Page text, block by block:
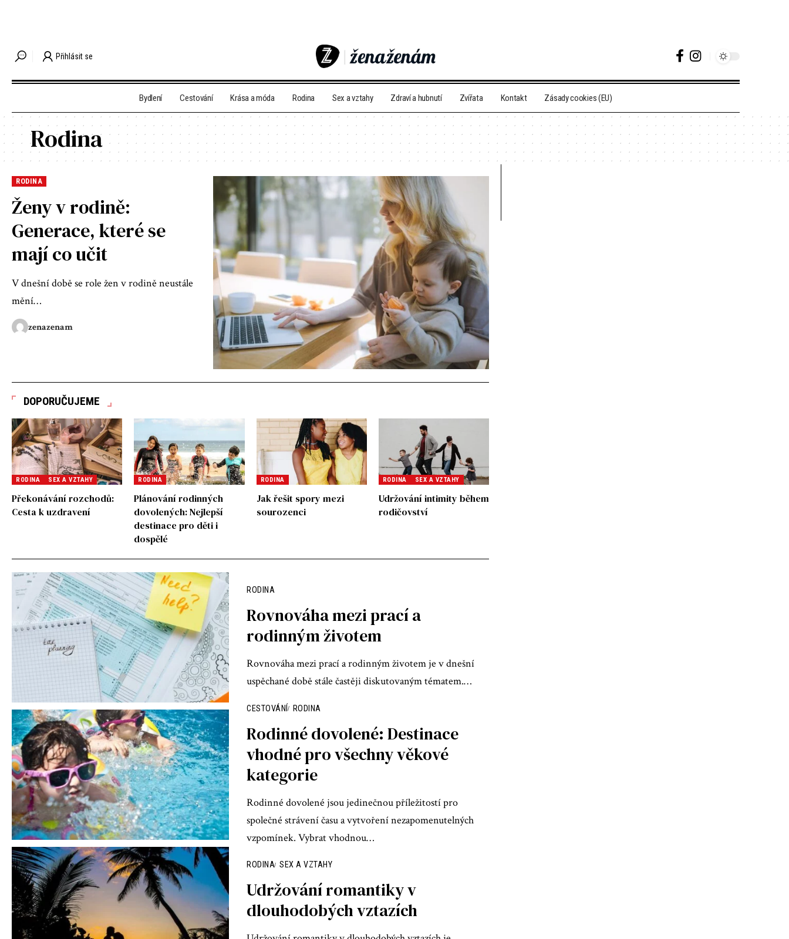
Přihlásit se
Bydlení Cestování Krása a móda Rodina Sex a vztahy Zdraví a hubnutí Zvířata Kontakt Zásady cookies (EU)
Rodina
RODINA
Ženy v rodině:
Generace, které se
mají co učit
V dnešní době se role žen v rodině neustále
mění…
zenazenam
DOPORUČUJEME
RODINA SEX A VZTAHY
Překonávání rozchodů:
Cesta k uzdravení
RODINA
Plánování rodinných
dovolených: Nejlepší
destinace pro děti i
dospělé
RODINA
Jak řešit spory mezi
sourozenci
RODINA SEX A VZTAHY
Udržování intimity během
rodičovství
RODINA
Rovnováha mezi prací a
rodinným životem
Rovnováha mezi prací a rodinným životem je v dnešní
uspěchané době stále častěji diskutovaným tématem.…
CESTOVÁNÍ RODINA
Rodinné dovolené: Destinace
vhodné pro všechny věkové
kategorie
Rodinné dovolené jsou jedinečnou příležitostí pro
společné strávení času a vytvoření nezapomenutelných
vzpomínek. Vybrat vhodnou…
RODINA SEX A VZTAHY
Udržování romantiky v
dlouhodobých vztazích